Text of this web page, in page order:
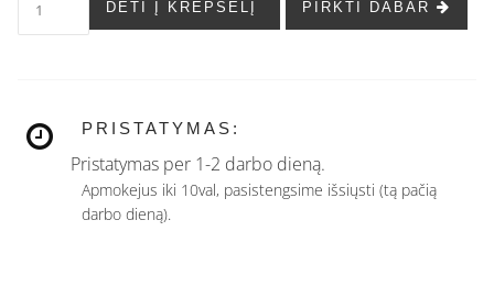
DĖTI Į KREPŠELĮ PIRKTI DABAR
PRISTATYMAS:
Pristatymas per 1-2 darbo dieną.
Apmokejus iki 10val, pasistengsime išsiųsti (tą pačią
darbo dieną).